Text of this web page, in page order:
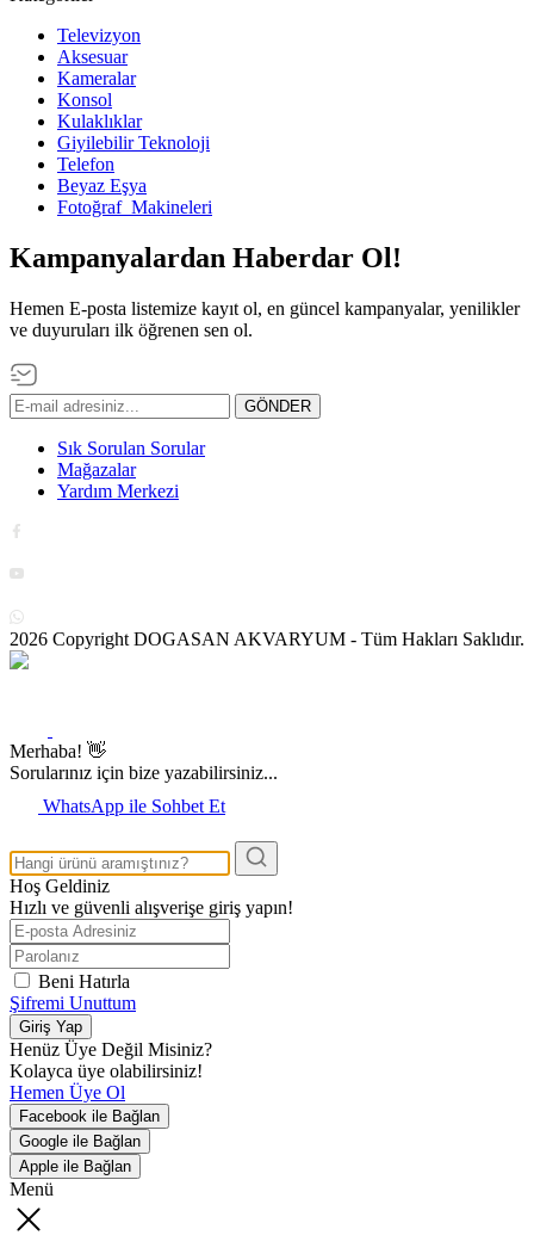
Televizyon
Aksesuar
Kameralar
Konsol
Kulaklıklar
Giyilebilir Teknoloji
Telefon
Beyaz Eşya
Fotoğraf Makineleri
Kampanyalardan Haberdar Ol!
Hemen E-posta listemize kayıt ol, en güncel kampanyalar, yenilikler
ve duyuruları ilk öğrenen sen ol.
GÖNDER
Sık Sorulan Sorular
Mağazalar
Yardım Merkezi
2026 Copyright DOGASAN AKVARYUM - Tüm Hakları Saklıdır.
Merhaba! 👋
Sorularınız için bize yazabilirsiniz...
WhatsApp ile Sohbet Et
Hoş Geldiniz
Hızlı ve güvenli alışverişe giriş yapın!
Beni Hatırla
Şifremi Unuttum
Giriş Yap
Henüz Üye Değil Misiniz?
Kolayca üye olabilirsiniz!
Hemen Üye Ol
Facebook ile Bağlan
Google ile Bağlan
Apple ile Bağlan
Menü